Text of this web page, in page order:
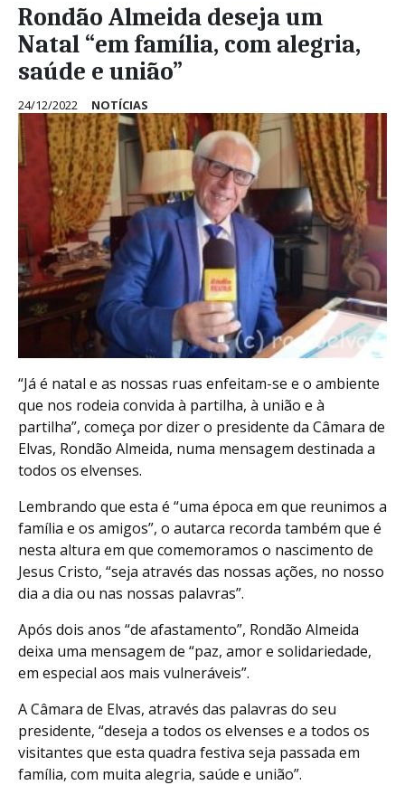
Rondão Almeida deseja um
Natal “em família, com alegria,
saúde e união”
24/12/2022 NOTÍCIAS
“Já é natal e as nossas ruas enfeitam-se e o ambiente
que nos rodeia convida à partilha, à união e à
partilha”, começa por dizer o presidente da Câmara de
Elvas, Rondão Almeida, numa mensagem destinada a
todos os elvenses.
Lembrando que esta é “uma época em que reunimos a
família e os amigos”, o autarca recorda também que é
nesta altura em que comemoramos o nascimento de
Jesus Cristo, “seja através das nossas ações, no nosso
dia a dia ou nas nossas palavras”.
Após dois anos “de afastamento”, Rondão Almeida
deixa uma mensagem de “paz, amor e solidariedade,
em especial aos mais vulneráveis”.
A Câmara de Elvas, através das palavras do seu
presidente, “deseja a todos os elvenses e a todos os
visitantes que esta quadra festiva seja passada em
família, com muita alegria, saúde e união”.